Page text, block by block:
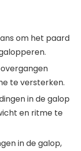
om het paard
te versterken.
in de galop
en ritme te
in de galop,